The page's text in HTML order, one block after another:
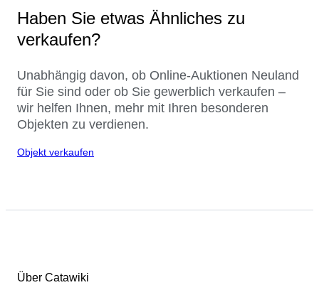
Haben Sie etwas Ähnliches zu
verkaufen?
Unabhängig davon, ob Online-Auktionen Neuland
für Sie sind oder ob Sie gewerblich verkaufen –
wir helfen Ihnen, mehr mit Ihren besonderen
Objekten zu verdienen.
Objekt verkaufen
Über Catawiki